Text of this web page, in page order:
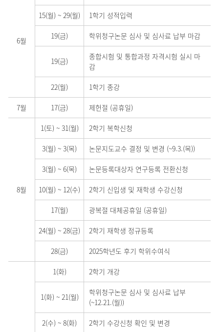
6월
15(월) ~ 29(월) 1학기 성적입력
19(금) 학위청구논문 심사 및 심사료 납부 마감
19(금)
종합시험 및 통합과정 자격시험 실시 마
감
22(월) 1학기 종강
7월 17(금) 제헌절 (공휴일)
8월
1(토) ~31(월) 2학기 복학신청
3(월) ~ 3(목) 논문지도교수 결정 및 변경 (~9.3.(목))
3(월) ~ 6(목) 논문등록대상자 연구등록 전환신청
10(월) ~ 12(수) 2학기 신입생 및 재학생 수강신청
17(월) 광복절 대체공휴일 (공휴일)
24(월) ~ 28(금) 2학기 재학생 정규등록
28(금) 2025학년도 후기 학위수여식
1(화) 2학기 개강
1(화) ~21(월)
학위청구논문 심사 및 심사료 납부
(~12.21.(월))
2(수) ~ 8(화) 2학기 수강신청 확인 및 변경